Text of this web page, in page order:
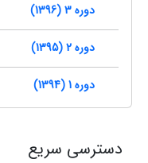
دوره 3 (1396)
دوره 2 (1395)
دوره 1 (1394)
دسترسی سریع